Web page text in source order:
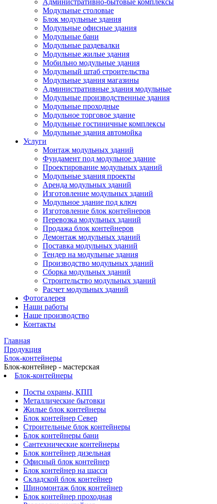
Административно-бытовые комплексы
Модульные столовые
Блок модульные здания
Модульные офисные здания
Модульные бани
Модульные раздевалки
Модульные жилые здания
Мобильно модульные здания
Модульный штаб строительства
Модульные здания магазины
Административные здания модульные
Модульные производственные здания
Модульные проходные
Модульное торговое здание
Модульные гостиничные комплексы
Модульные здания автомойка
Услуги
Монтаж модульных зданий
Фундамент под модульное здание
Проектирование модульных зданий
Модульные здания проекты
Аренда модульных зданий
Изготовление модульных зданий
Модульное здание под ключ
Изготовление блок контейнеров
Перевозка модульных зданий
Продажа блок контейнеров
Демонтаж модульных зданий
Поставка модульных зданий
Тендер на модульные здания
Производство модульных зданий
Сборка модульных зданий
Строительство модульных зданий
Расчет модульных зданий
Фотогалерея
Наши работы
Наше производство
Контакты
Главная
Продукция
Блок-контейнеры
Блок-контейнер - мастерская
Блок-контейнеры
Посты охраны, КПП
Металлические бытовки
Жилые блок контейнеры
Блок контейнер Север
Строительные блок контейнеры
Блок контейнеры бани
Сантехнические контейнеры
Блок контейнер дизельная
Офисный блок контейнер
Блок контейнер на шасси
Складской блок контейнер
Шиномонтаж блок контейнер
Блок контейнер проходная